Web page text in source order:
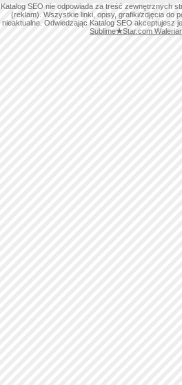
Katalog SEO nie odpowiada za treść zewnętrznych
(reklam). Wszystkie linki, opisy, grafiki/zdjęcia do
nieaktualne. Odwiedzając Katalog SEO akceptujesz
Sublime★Star.com